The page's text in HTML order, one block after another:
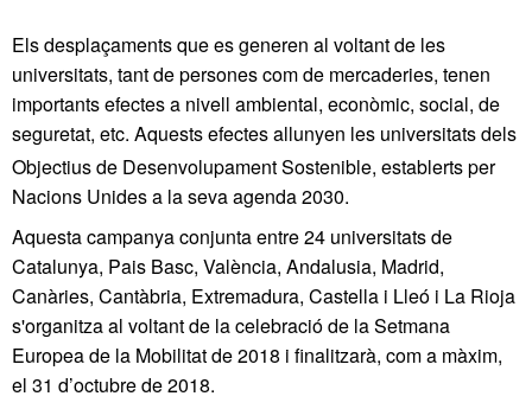
Els desplaçaments que es generen al voltant de les
universitats, tant de persones com de mercaderies, tenen
importants efectes a nivell ambiental, econòmic, social, de
seguretat, etc. Aquests efectes allunyen les universitats dels
Objectius de Desenvolupament Sostenible, establerts per
Nacions Unides a la seva agenda 2030.
Aquesta campanya conjunta entre 24 universitats de
Catalunya, Pais Basc, València, Andalusia, Madrid,
Canàries, Cantàbria, Extremadura, Castella i Lleó i La Rioja
s'organitza al voltant de la celebració de la Setmana
Europea de la Mobilitat de 2018 i finalitzarà, com a màxim,
el 31 d’octubre de 2018.